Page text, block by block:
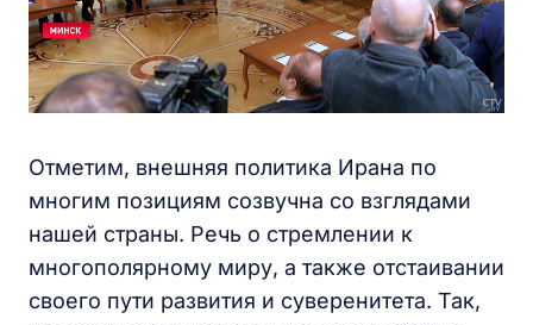
Отметим, внешняя политика Ирана по
многим позициям созвучна со взглядами
нашей страны. Речь о стремлении к
многополярному миру, а также отстаивании
своего пути развития и суверенитета. Так,